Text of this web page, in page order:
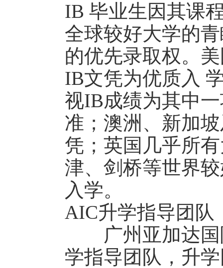
IB 毕业生因其课
全球较好大学的
的优先录取权。
IB文凭为优质入
视IB成绩为其中
准；澳洲、新加
凭；英国几乎所
津、剑桥等世界
入学。
AIC升学指导团队
广州亚加达国
学指导团队，升